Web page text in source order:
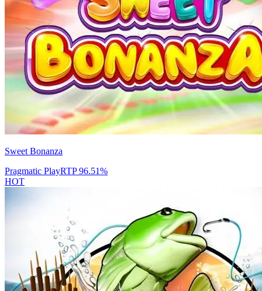
Sweet Bonanza
Pragmatic PlayRTP96.51%
HOT